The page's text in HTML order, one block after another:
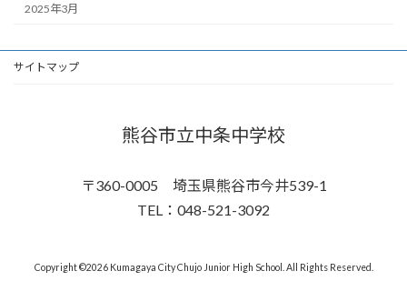
2025年3月
サイトマップ
熊谷市立中条中学校
〒360-0005 埼玉県熊谷市今井539-1
TEL：048-521-3092
Copyright ©2026 Kumagaya City Chujo Junior High School. All Rights Reserved.